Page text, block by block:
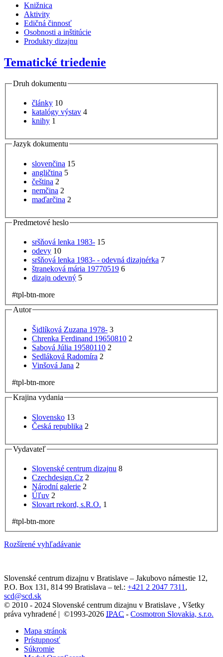
Knižnica
Aktivity
Edičná činnosť
Osobnosti a inštitúcie
Produkty dizajnu
Tematické triedenie
Druh dokumentu
články 10
katalógy výstav 4
knihy 1
Jazyk dokumentu
slovenčina 15
angličtina 5
čeština 2
nemčina 2
maďarčina 2
Predmetové heslo
sršňová lenka 1983- 15
odevy 10
sršňová lenka 1983- - odevná dizajnérka 7
štraneková mária 19770519 6
dizajn odevný 5
#tpl-btn-more
Autor
Šidlíková Zuzana 1978- 3
Chrenka Ferdinand 19650810 2
Sabová Júlia 19580110 2
Sedláková Radomíra 2
Vinšová Jana 2
#tpl-btn-more
Krajina vydania
Slovensko 13
Česká republika 2
Vydavateľ
Slovenské centrum dizajnu 8
Czechdesign.Cz 2
Národní galerie 2
Úľuv 2
Slovart rekord, s.R.O. 1
#tpl-btn-more
Rozšírené vyhľadávanie
Slovenské centrum dizajnu v Bratislave – Jakubovo námestie 12,
P.O. Box 131, 814 99 Bratislava – tel.: +421 2 2047 7311 ,
scd@scd.sk
© 2010 - 2024 Slovenské centrum dizajnu v Bratislave , Všetky
práva vyhradené | ©1993-2026 IPAC - Cosmotron Slovakia, s.r.o.
Mapa stránok
Prístupnosť
Súkromie